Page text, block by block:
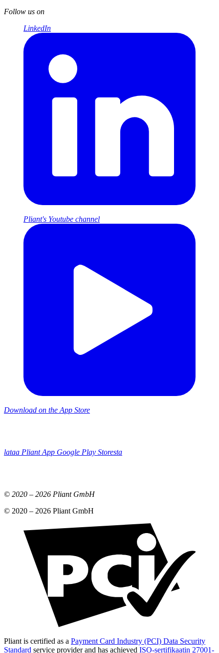
Follow us on
LinkedIn
Pliant's Youtube channel
Download on the App Store
lataa Pliant App Google Play Storesta
© 2020 – 2026 Pliant GmbH
© 2020 – 2026 Pliant GmbH
Pliant is certified as a Payment Card Industry (PCI) Data Security
Standard service provider and has achieved ISO-sertifikaatin 27001-